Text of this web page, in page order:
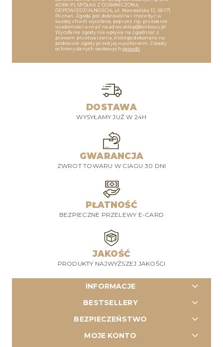
KORK.PL SPÓŁKA Z OGRANICZONĄ
ODPOWIEDZIALNOŚCIĄ, ul. Nowosolska 12, 60-171
Poznań. Zgoda jest dobrowolna i może być w
każdej chwili wycofana, poprzez np. przesłanie
wiadomości e-mail na adres sklep@korkowy.pl
Wycofanie zgody nie wpływa na zgodność z
prawem przetwarzania, którego dokonano na
podstawie zgody przed jej wycofaniem. Zasady
ochrony danych osobowychspawdź
DOSTAWA
WYSYŁAMY JUŻ W 24H
GWARANCJA
ZWROT TOWARU W CIAGU 30 DNI
PŁATNOŚĆ
BEZPIECZNE PRZELEWY E-CARD
JAKOŚĆ
PRODUKTY NAJWYŻSZEJ JAKOŚCI
INFORMACJE
BESTSELLERY
BEZPIECZEŃSTWO
MOJE KONTO